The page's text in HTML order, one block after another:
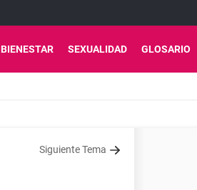
BIENESTAR SEXUALIDAD GLOSARIO
Siguiente Tema